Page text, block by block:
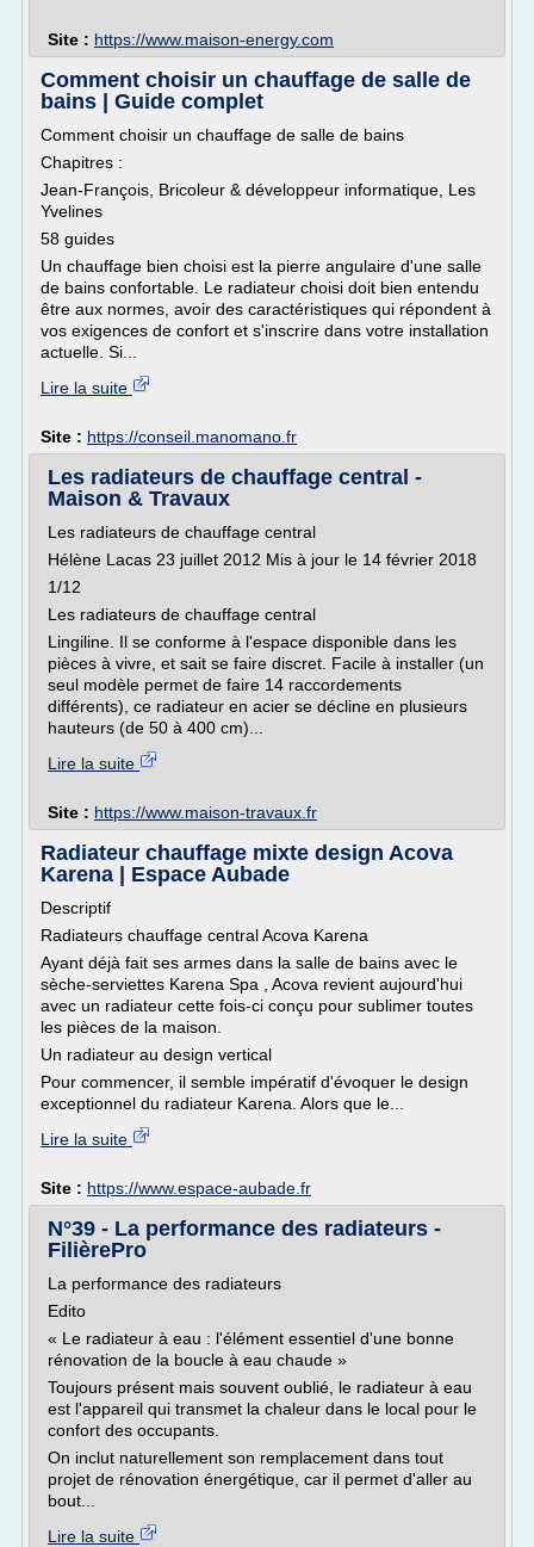
Site : https://www.maison-energy.com
Comment choisir un chauffage de salle de
bains | Guide complet
Comment choisir un chauffage de salle de bains
Chapitres :
Jean-François, Bricoleur & développeur informatique, Les
Yvelines
58 guides
Un chauffage bien choisi est la pierre angulaire d'une salle
de bains confortable. Le radiateur choisi doit bien entendu
être aux normes, avoir des caractéristiques qui répondent à
vos exigences de confort et s'inscrire dans votre installation
actuelle. Si...
Lire la suite
Site : https://conseil.manomano.fr
Les radiateurs de chauffage central -
Maison & Travaux
Les radiateurs de chauffage central
Hélène Lacas 23 juillet 2012 Mis à jour le 14 février 2018
1/12
Les radiateurs de chauffage central
Lingiline. Il se conforme à l'espace disponible dans les
pièces à vivre, et sait se faire discret. Facile à installer (un
seul modèle permet de faire 14 raccordements
différents), ce radiateur en acier se décline en plusieurs
hauteurs (de 50 à 400 cm)...
Lire la suite
Site : https://www.maison-travaux.fr
Radiateur chauffage mixte design Acova
Karena | Espace Aubade
Descriptif
Radiateurs chauffage central Acova Karena
Ayant déjà fait ses armes dans la salle de bains avec le
sèche-serviettes Karena Spa , Acova revient aujourd'hui
avec un radiateur cette fois-ci conçu pour sublimer toutes
les pièces de la maison.
Un radiateur au design vertical
Pour commencer, il semble impératif d'évoquer le design
exceptionnel du radiateur Karena. Alors que le...
Lire la suite
Site : https://www.espace-aubade.fr
N°39 - La performance des radiateurs -
FilièrePro
La performance des radiateurs
Edito
« Le radiateur à eau : l'élément essentiel d'une bonne
rénovation de la boucle à eau chaude »
Toujours présent mais souvent oublié, le radiateur à eau
est l'appareil qui transmet la chaleur dans le local pour le
confort des occupants.
On inclut naturellement son remplacement dans tout
projet de rénovation énergétique, car il permet d'aller au
bout...
Lire la suite